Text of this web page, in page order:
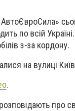
АвтоЄвроСила»
по всій
з-за кордону.
на вулиці
.
про